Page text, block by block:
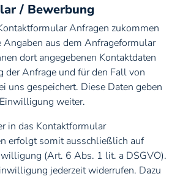
/ Bewerbung
Anfragen zukommen
Angaben aus dem Anfrageformular
dort angegebenen Kontaktdaten
der Anfrage und für den Fall von
uns gespeichert. Diese Daten geben
weiter.
in das Kontaktformular
erfolgt somit ausschließlich auf
(Art. 6 Abs. 1 lit. a DSGVO).
jederzeit widerrufen. Dazu